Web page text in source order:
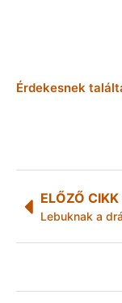
Érdekesnek
ELŐZŐ CIKK